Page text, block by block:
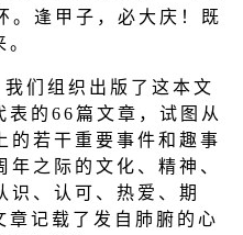
。逢甲子，必大庆！既
们组织出版了这本文
表的 66篇文章，试图从
的若干重要事件和趣事
年之际的文化、精神、
识、认可、热爱、期
章记载了发自肺腑的心